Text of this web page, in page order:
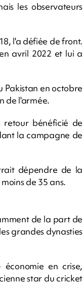
les observateurs
l'a défiée de front.
avril 2022 et lui a
Pakistan en octobre
de l'armée.
retour bénéficié de
la campagne de
dépendre de la
de 35 ans.
de la part de
grandes dynasties
en crise,
star du cricket